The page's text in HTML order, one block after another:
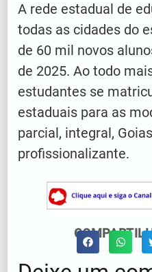
A rede estadual de
todas as cidades do
de 60 mil novos
de 2025. Ao todo
estudantes se
estaduais para as
parcial, integral,
profissionalizante.